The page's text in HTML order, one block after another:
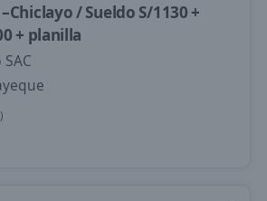
/ Sueldo S/1130 +
+ planilla